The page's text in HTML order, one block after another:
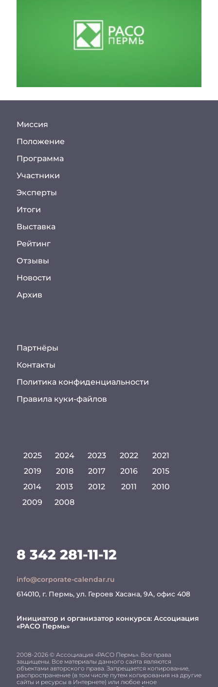
Миссия
Положение
Программа
Участники
Эксперты
Итоги
Выставка
Рейтинг
Отзывы
Новости
Архив
Партнёры
Контакты
Политика конфиденциальности
Правила куки-файлов
2025 2024 2023 2022
2021
2019
2018 2017 2016
2015
2014
2013 2012 2011
2010
2009
2008
8 342 281-11-12
info@corporate-calendar.ru
614010, г. Пермь, ул. Героев Хасана, 9А, офис 408
Инициатор и организатор конкурса: Ассоциация
«РАСО Пермь»
2008-2026 © Ассоциация «РАСО Пермь». Все права
защищены. Все материалы данного сайта являются
объектами авторского права. Запрещается копирование,
распространение (в том числе путем копирования на другие
сайты и ресурсы в Интернете) или любое иное